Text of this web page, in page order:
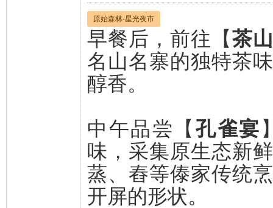
原始森林-星光夜市
早餐后，前往【茶
名山名寨的独特茶
醇香。
中午品尝【 孔雀宴
味，采集原生态新
蒸、舂等傣家传统
开屏的形状。